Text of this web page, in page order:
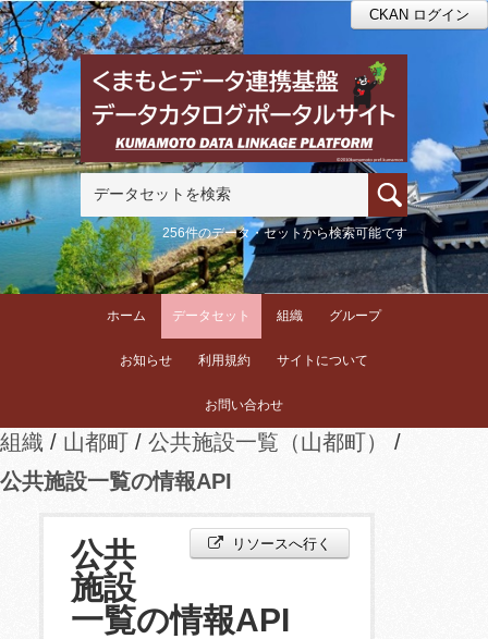
CKAN ログイン
256件のデータ・セットから検索可能です
ホーム データセット 組織 グループ
お知らせ 利用規約 サイトについて
お問い合わせ
組織 山都町
公共施設一覧（山都町）
公共施設一覧の情報API
リソースへ行く
公共
施設
一覧の情報API